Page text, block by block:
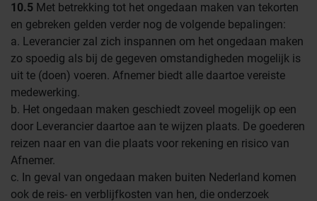
10.5 Met betrekking tot het ongedaan maken van tekorten
en gebreken gelden verder nog de volgende bepalingen:
a. Leverancier zal zich inspannen om het ongedaan maken
zo spoedig als bij de gegeven omstandigheden mogelijk is
uit te (doen) voeren. Afnemer biedt alle daartoe vereiste
medewerking.
b. Het ongedaan maken geschiedt zoveel mogelijk op een
door Leverancier daartoe aan te wijzen plaats. De goederen
reizen naar en van die plaats voor rekening en risico van
Afnemer.
c. In geval van ongedaan maken buiten Nederland komen
ook de reis- en verblijfkosten van hen, die onderzoek